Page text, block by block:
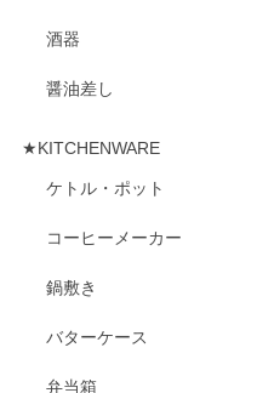
酒器
醤油差し
★KITCHENWARE
ケトル・ポット
コーヒーメーカー
鍋敷き
バターケース
弁当箱